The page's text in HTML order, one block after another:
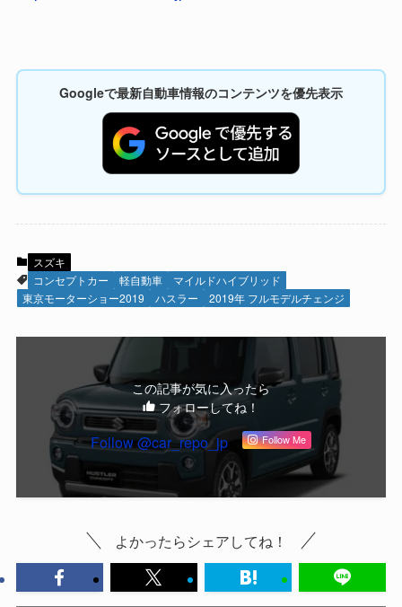
Googleで最新自動車情報のコンテンツを優先表示
スズキ
コンセプトカー
軽自動車
マイルドハイブリッド
東京モーターショー2019
ハスラー 2019年 フルモデルチェンジ
この記事が気に入ったら
フォローしてね！
Follow @car_repo_jp Follow Me
よかったらシェアしてね！